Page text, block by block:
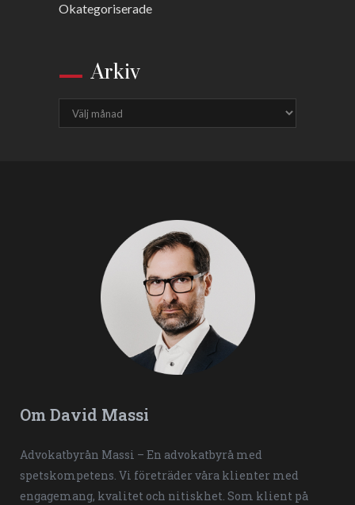
Okategoriserade
Arkiv
Om David Massi
Advokatbyrån Massi – En advokatbyrå med
spetskompetens. Vi företräder våra klienter med
engagemang, kvalitet och nitiskhet. Som klient på